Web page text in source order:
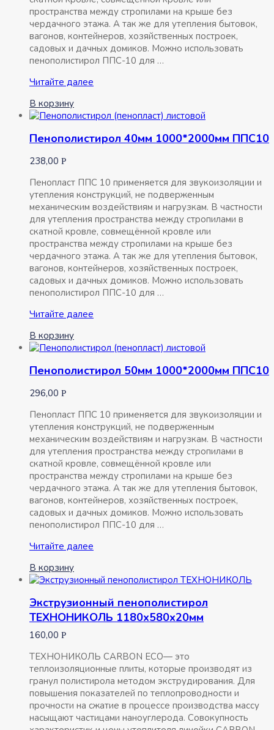
пространства между стропилами на крыше без
чердачного этажа. А так же для утепления бытовок,
вагонов, контейнеров, хозяйственных построек,
садовых и дачных домиков. Можно использовать
пенополистирол ППС-10 для …
Пенополистирол
1000*2000мм
ППС10
Читайте далее
В корзину
Пенополистирол 40мм 1000*2000мм ППС10
238,00 Р
Пенопласт ППС 10 применяется для звукоизоляции и
утепления конструкций, не подверженным
механическим воздействиям и нагрузкам. В частности
для утепления пространства между стропилами в
скатной кровле, совмещённой кровле или
пространства между стропилами на крыше без
чердачного этажа. А так же для утепления бытовок,
вагонов, контейнеров, хозяйственных построек,
садовых и дачных домиков. Можно использовать
пенополистирол ППС-10 для …
Пенополистирол
1000*2000мм
ППС10
Читайте далее
В корзину
Пенополистирол 50мм 1000*2000мм ППС10
296,00 Р
Пенопласт ППС 10 применяется для звукоизоляции и
утепления конструкций, не подверженным
механическим воздействиям и нагрузкам. В частности
для утепления пространства между стропилами в
скатной кровле, совмещённой кровле или
пространства между стропилами на крыше без
чердачного этажа. А так же для утепления бытовок,
вагонов, контейнеров, хозяйственных построек,
садовых и дачных домиков. Можно использовать
пенополистирол ППС-10 для …
Пенополистирол
1000*2000мм
ППС10
Читайте далее
В корзину
Экструзионный пенополистирол
ТЕХНОНИКОЛЬ 1180х580х20мм
160,00 Р
ТЕХНОНИКОЛЬ CARBON ECO— это
теплоизоляционные плиты, которые производят из
гранул полистирола методом экструдирования. Для
повышения показателей по теплопроводности и
прочности на сжатие в процессе производства массу
насыщают частицами наноуглерода. Совокупность